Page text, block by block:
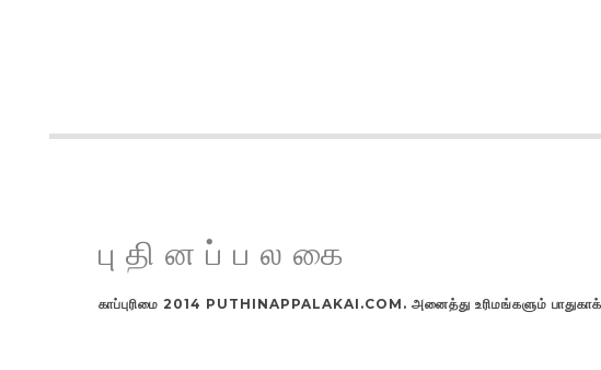
புதினப்பலகை
காப்புரிமை 2014 PUTHINAPPALAKAI.COM. அனைத்து உரிமங்களும்